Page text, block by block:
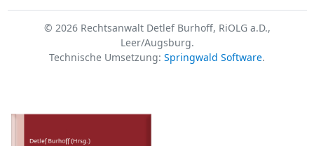
© 2026 Rechtsanwalt Detlef Burhoff, RiOLG a.D.,
Leer/Augsburg.
Technische Umsetzung: Springwald Software.